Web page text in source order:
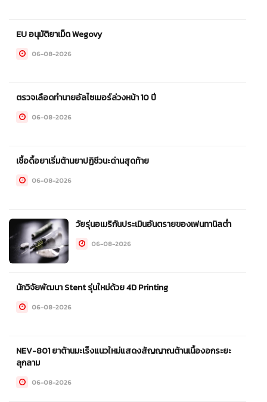
EU อนุมัติยาเม็ด Wegovy
06-08-2026
ตรวจเลือดทำนายอัลไซเมอร์ล่วงหน้า 10 ปี
06-08-2026
เชื้อดื้อยาเริ่มต้านยาปฏิชีวนะด่านสุดท้าย
06-08-2026
วัยรุ่นอเมริกันประเมินอันตรายของเฟนทานิลต่ำ
06-08-2026
นักวิจัยพัฒนา Stent รุ่นใหม่ด้วย 4D Printing
06-08-2026
NEV-801 ยาต้านมะเร็งแนวใหม่แสดงสัญญาณต้านเนื้องอกระยะ
ลุกลาม
06-08-2026